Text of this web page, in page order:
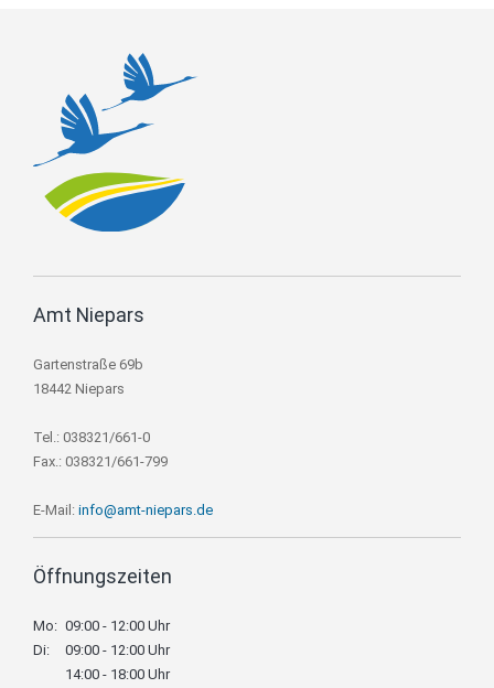
Amt Niepars
Gartenstraße 69b
18442 Niepars
Tel.: 038321/661-0
Fax.: 038321/661-799
E-Mail: info@amt-niepars.de
Öffnungszeiten
Mo: 09:00 - 12:00 Uhr
Di:
09:00 - 12:00 Uhr
14:00 - 18:00 Uhr